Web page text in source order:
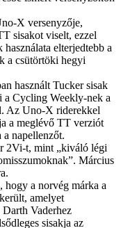
X versenyzője,
sisakot viselt, ezzel
elterjedtebb a
a csütörtöki hegyi
használt Tucker sisak
a Cycling Weekly-nek a
Az Uno-X riderekkel
a meglévő TT verziót
napellenzőt.
2Vi-t, mint „kiváló légi
Március
hogy a norvég márka a
amelyet
Darth Vaderhez
sisakja az